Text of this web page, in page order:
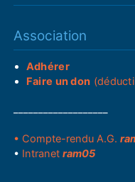
Association
Adhérer
Faire un don
• Compte-rendu A.G.
• Intranetram05